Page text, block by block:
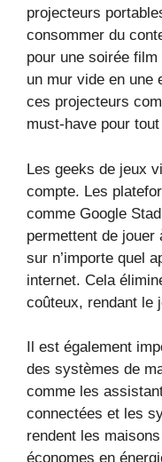
projecteurs
consommer du
pour une soirée
un mur vide en une
ces projecteurs
must-have pour
Les geeks de jeux
compte. Les
comme Google
permettent de jouer
sur n’importe quel
internet. Cela
coûteux, rendant le
Il est également
des systèmes de
comme les
connectées et les
rendent les
économes en